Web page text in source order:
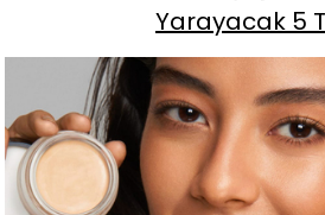
Yarayacak 5